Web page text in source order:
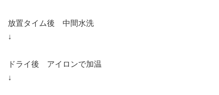
放置タイム後 中間水洗
↓
ドライ後 アイロンで加温
↓